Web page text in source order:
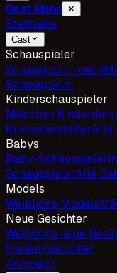
Cast Ajans ✕
Startseite
Cast
Schauspieler
Schauspielerinnen
Schauspieler
Kinderschauspieler
Mädchen
KinderdarstellerAlle
Babys
Baby-
SchauspielerAlle
Models
Weibliche Models
Neue Gesichter
Weibliche neue
Neuen Gesichter
Anzeigen